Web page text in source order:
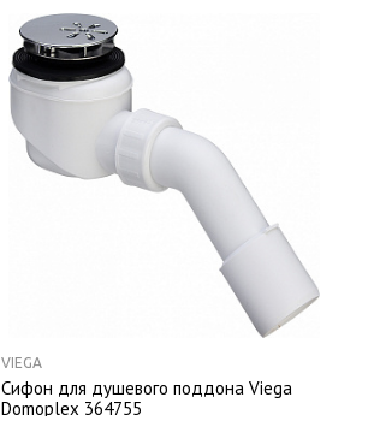
VIEGA
Сифон для душевого поддона Viega
Domoplex 364755